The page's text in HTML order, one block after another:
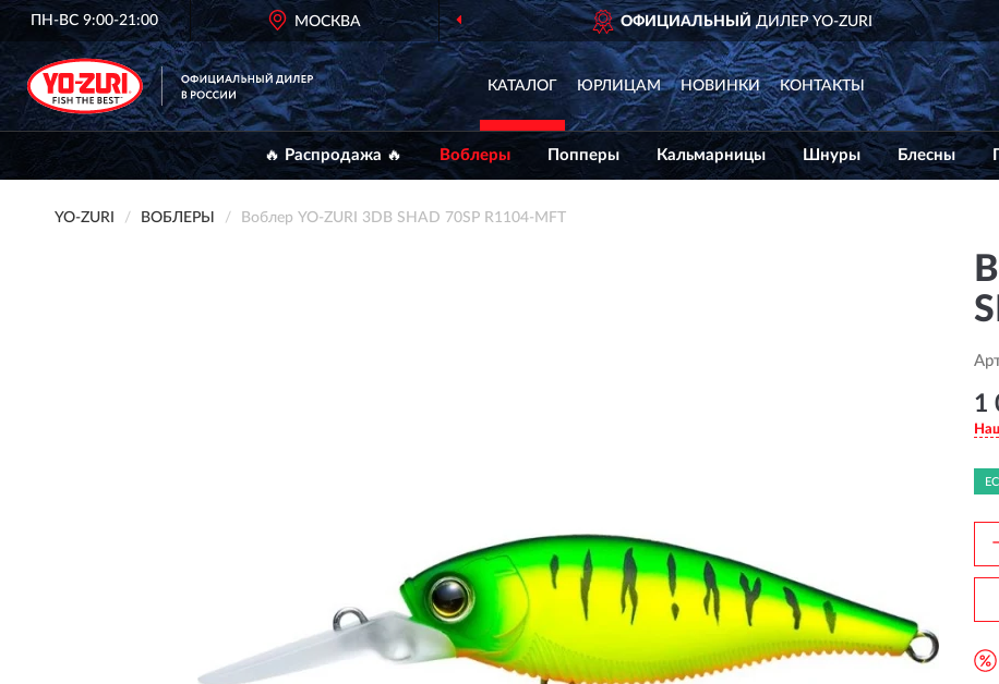
ПН-ВС 9:00-21:00 МОСКВА ОФИЦИАЛЬНЫЙ ДИЛЕР YO-ZURI
КАТАЛОГ ЮРЛИЦАМ НОВИНКИ КОНТАКТЫ
🔥 Распродажа 🔥 Воблеры Попперы Кальмарницы Шнуры Блесны
YO-ZURI ВОБЛЕРЫ Воблер YO-ZURI 3DB SHAD 70SP R1104-MFT
1